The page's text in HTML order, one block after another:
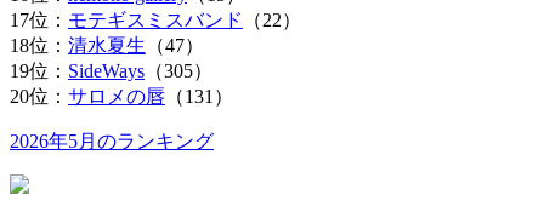
17位： モテギスミスバンド
（22）
18位： 清水夏生 （47）
19位： SideWays （305）
20位： サロメの唇 （131）
2026年5月のランキング